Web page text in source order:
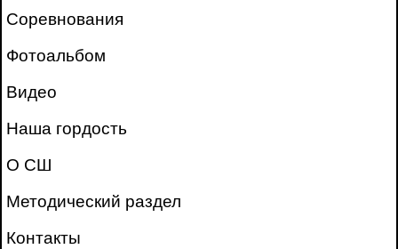
Соревнования
Фотоальбом
Видео
Наша гордость
О СШ
Методический раздел
Контакты